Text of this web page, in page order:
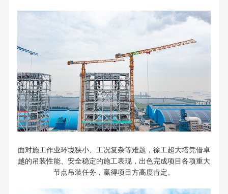
面对施工作业环境狭小、工况复杂等难题，徐工超大塔凭借卓
越的吊装性能、安全稳定的施工表现，出色完成项目各项重大
节点吊装任务，赢得项目方高度肯定。